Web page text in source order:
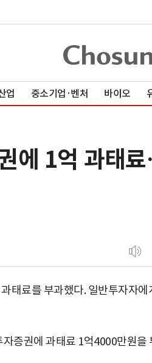
업 중소기업·벤처 바이오
에 1억 과태
태료를 부과했다. 일반투자자에
증권에 과태료 1억4000만원을